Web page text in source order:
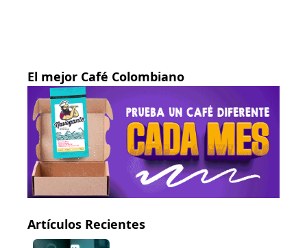
El mejor Café Colombiano
Artículos Recientes